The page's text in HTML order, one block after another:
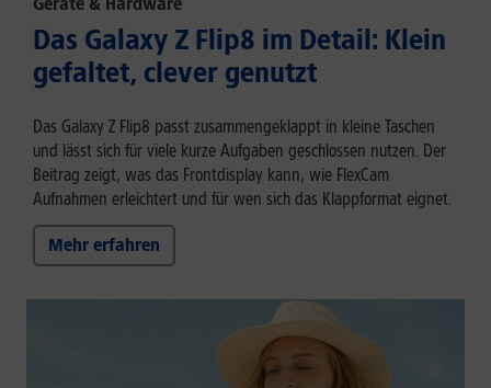
Geräte & Hardware
Das Galaxy Z Flip8 im Detail: Klein
gefaltet, clever genutzt
Das Galaxy Z Flip8 passt zusammengeklappt in kleine Taschen
und lässt sich für viele kurze Aufgaben geschlossen nutzen. Der
Beitrag zeigt, was das Frontdisplay kann, wie FlexCam
Aufnahmen erleichtert und für wen sich das Klappformat eignet.
Mehr erfahren